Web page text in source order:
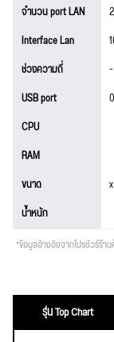
จำนวน port LAN
Interface Lan
ช่วงความถี่
-
USB port
0
CPU
RAM
ขนาด
น้ำหนัก
*ข้อมูลอ้างอิงจากโปรชัวร์ร้า
รุ่น Top Chart